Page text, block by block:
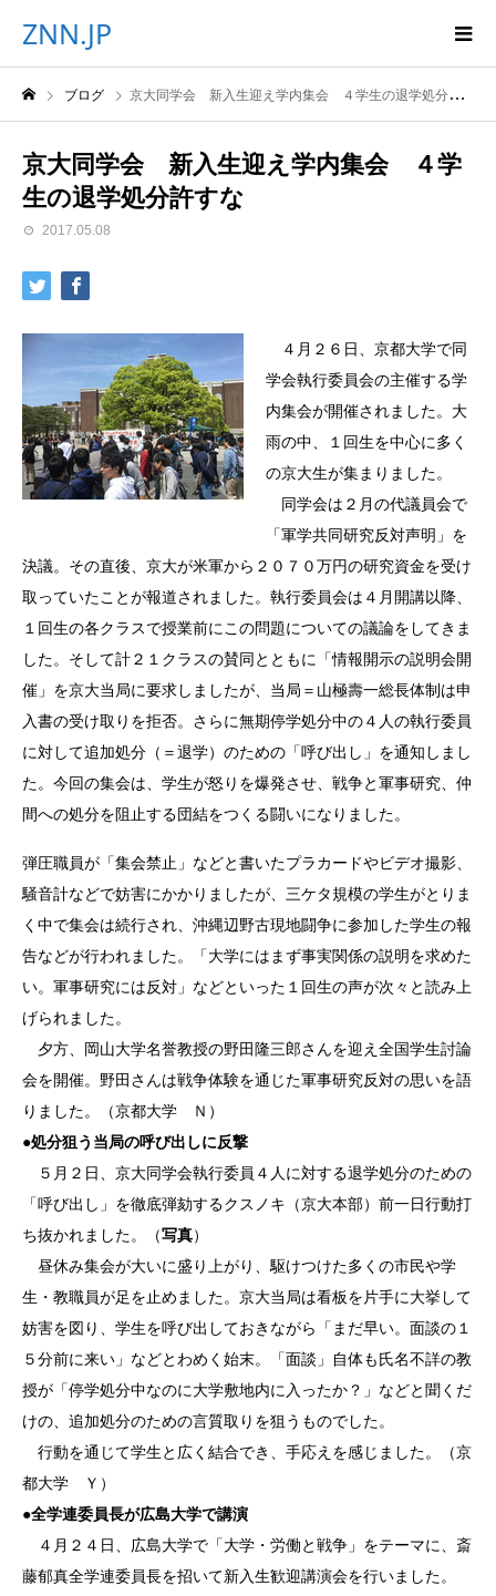
ZNN.JP
ブログ 京大同学会 新入生迎え学内集会 ４学生の退学処分許すな
京大同学会 新入生迎え学内集会 ４学
生の退学処分許すな
2017.05.08
４月２６日、京都大学で同
学会執行委員会の主催する学
内集会が開催されました。大
雨の中、１回生を中心に多く
の京大生が集まりました。
同学会は２月の代議員会で
「軍学共同研究反対声明」を
決議。その直後、京大が米軍から２０７０万円の研究資金を受け
取っていたことが報道されました。執行委員会は４月開講以降、
１回生の各クラスで授業前にこの問題についての議論をしてきま
した。そして計２１クラスの賛同とともに「情報開示の説明会開
催」を京大当局に要求しましたが、当局＝山極壽一総長体制は申
入書の受け取りを拒否。さらに無期停学処分中の４人の執行委員
に対して追加処分（＝退学）のための「呼び出し」を通知しまし
た。今回の集会は、学生が怒りを爆発させ、戦争と軍事研究、仲
間への処分を阻止する団結をつくる闘いになりました。
弾圧職員が「集会禁止」などと書いたプラカードやビデオ撮影、
騒音計などで妨害にかかりましたが、三ケタ規模の学生がとりま
く中で集会は続行され、沖縄辺野古現地闘争に参加した学生の報
告などが行われました。「大学にはまず事実関係の説明を求めた
い。軍事研究には反対」などといった１回生の声が次々と読み上
げられました。
夕方、岡山大学名誉教授の野田隆三郎さんを迎え全国学生討論
会を開催。野田さんは戦争体験を通じた軍事研究反対の思いを語
りました。（京都大学 Ｎ）
●処分狙う当局の呼び出しに反撃
５月２日、京大同学会執行委員４人に対する退学処分のための
「呼び出し」を徹底弾劾するクスノキ（京大本部）前一日行動打
ち抜かれました。（写真）
昼休み集会が大いに盛り上がり、駆けつけた多くの市民や学
生・教職員が足を止めました。京大当局は看板を片手に大挙して
妨害を図り、学生を呼び出しておきながら「まだ早い。面談の１
５分前に来い」などとわめく始末。「面談」自体も氏名不詳の教
授が「停学処分中なのに大学敷地内に入ったか？」などと聞くだ
けの、追加処分のための言質取りを狙うものでした。
行動を通じて学生と広く結合でき、手応えを感じました。（京
都大学 Ｙ）
●全学連委員長が広島大学で講演
４月２４日、広島大学で「大学・労働と戦争」をテーマに、斎
藤郁真全学連委員長を招いて新入生歓迎講演会を行いました。